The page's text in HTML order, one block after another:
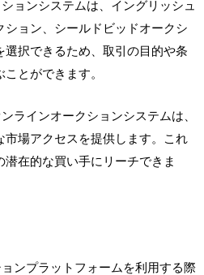
ョンシステムは、イングリッシュ
ション、シールドビッドオークシ
選択できるため、取引の目的や条
とができます。
ラインオークションシステムは、
場アクセスを提供します。これ
在的な買い手にリーチできま
ンプラットフォームを利用する際